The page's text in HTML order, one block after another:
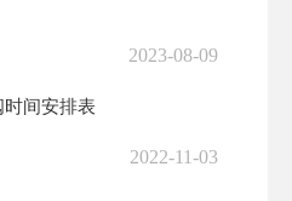
2023-08-09
时间安排表
2022-11-03